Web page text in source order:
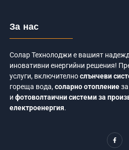
За нас
Солар Технолоджи е вашият
иновативни енергийни решения!
услуги, включителнослънчеви
гореща вода,соларно отопление
и фотоволтаични системи за
електроенергия.
F
a
c